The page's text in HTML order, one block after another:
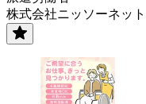
株式会社ニッソーネッ